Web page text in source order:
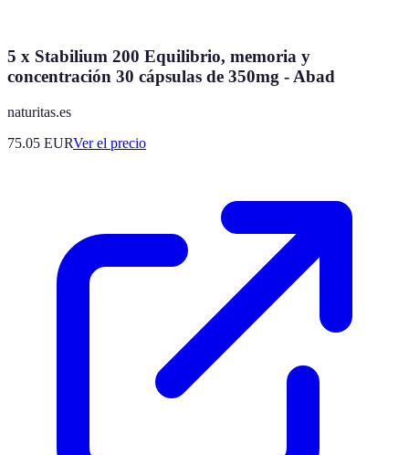
5 x Stabilium 200 Equilibrio, memoria y
concentración 30 cápsulas de 350mg - Abad
naturitas.es
75.05 EURVer el precio